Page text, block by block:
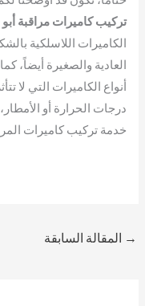
تركيب كاميرات مراقبة
الكاميرات اللاسلكية
العادية والصغيرة أيضاً،
أنواع الكاميرات التي لا
درجات الحرارة أو
خدمة تركيب كاميرات
→ المقالة السابقة